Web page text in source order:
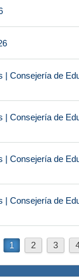
Consejería de
Consejería de
Consejería de
Consejería de
1 2 3